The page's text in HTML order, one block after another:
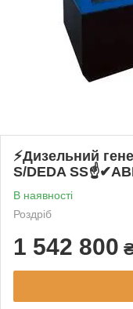
⚡️Дизельний
S/DEDA
В наявності
Роздріб
1 542 800